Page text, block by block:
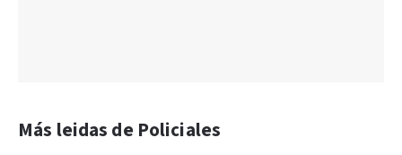
Más leidas de Policiales